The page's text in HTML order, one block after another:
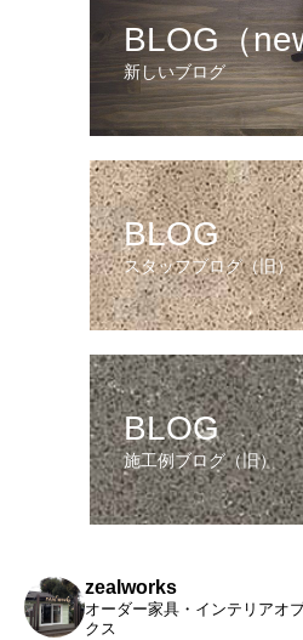
BLOG（
新しいブログ
BLOG
スタッフブログ（旧）
BLOG
施工例ブログ（旧）
zealworks
オーダー家具・インテリアオ
クス